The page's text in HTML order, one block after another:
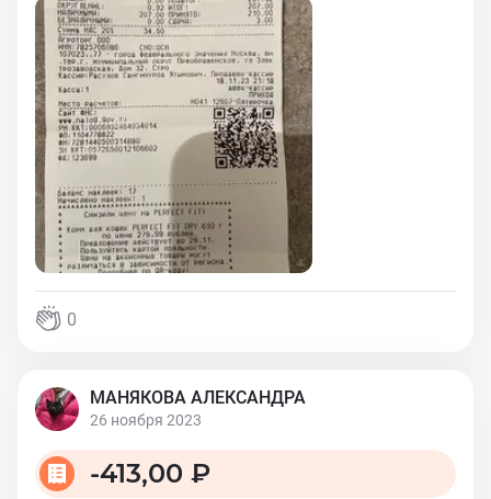
0
МАНЯКОВА АЛЕКСАНДРА
26 ноября 2023
-413,00 ₽